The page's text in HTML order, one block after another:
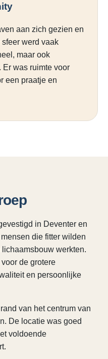
aan zich gezien en
werd vaak
maar ook
was ruimte voor
een praatje en
in Deventer en
die fitter wilden
werkten.
de grotere
en persoonlijke
van het centrum van
De locatie was goed
voldoende